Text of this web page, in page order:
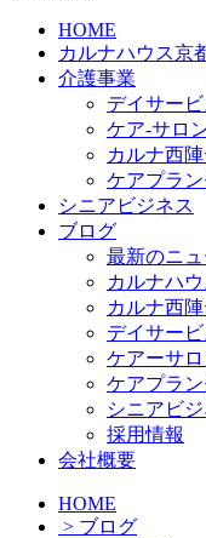
HOME
カルナハウス京
介護事業
デイサー
ケア-サロ
カルナ西
ケアプラ
シニアビジネス
ブログ
最新のニュ
カルナハ
カルナ西
デイサー
ケアーサ
ケアプラ
シニアビ
採用情報
会社概要
HOME
> ブログ